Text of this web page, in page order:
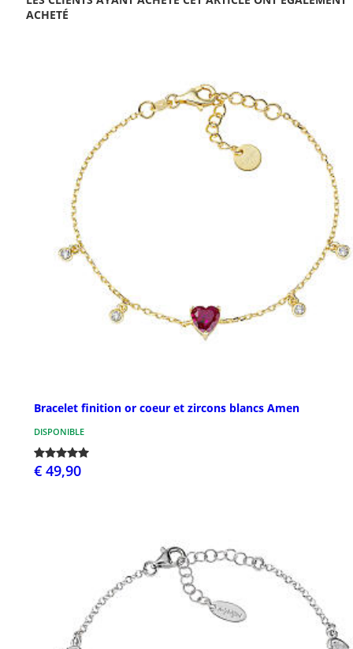
ACHETÉ
Bracelet finition or coeur et zircons blancs Amen
DISPONIBLE
€ 49,90